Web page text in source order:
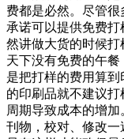
费都是必然。尽管很
承诺可以提供免费
然讲做大货的时候打
天下没有免费的午
是把打样的费用算
的印刷品就不建议
周期导致成本的增
刊物，校对、修改一